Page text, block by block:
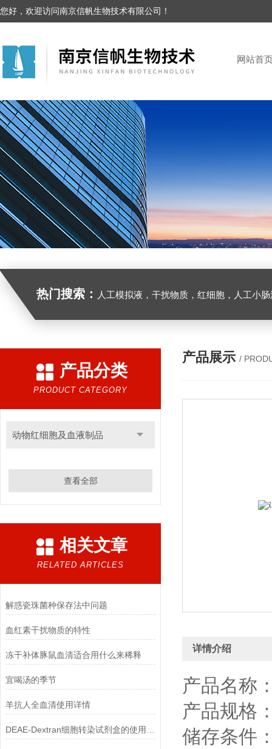
您好，欢迎访问南京信帆生物技术有限公司！
网站首
热门搜索： 人工模拟液，干扰物质，红细胞，人工小
产品分类
PRODUCT CATEGORY
动物红细胞及血液制品
查看全部
相关文章
RELATED ARTICLES
解惑瓷珠菌种保存法中问题
血红素干扰物质的特性
冻干补体豚鼠血清适合用什么来稀释
宜喝汤的季节
羊抗人全血清使用详情
产品展示 /
详情介绍
产品名称
产品规格
储存条件